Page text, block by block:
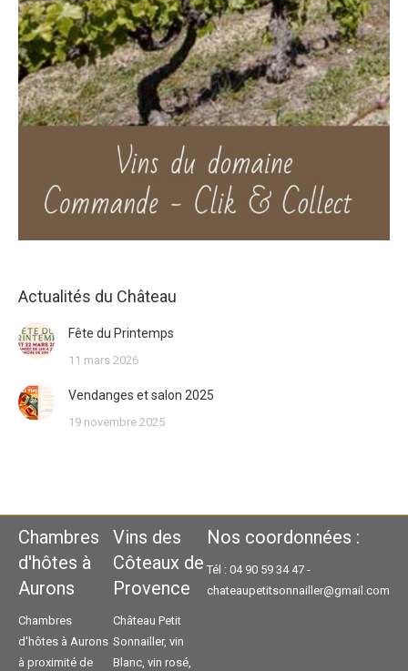
Actualités du Château
Fête du Printemps
11 mars 2026
Vendanges et salon 2025
19 novembre 2025
Chambres
d'hôtes à
Aurons
Chambres
d'hôtes à Aurons
à proximité de
Vins des
Côteaux de
Provence
Château Petit
Sonnailler, vin
Blanc, vin rosé,
Nos coordonnées :
Tél : 04 90 59 34 47 -
chateaupetitsonnailler@gmail.com